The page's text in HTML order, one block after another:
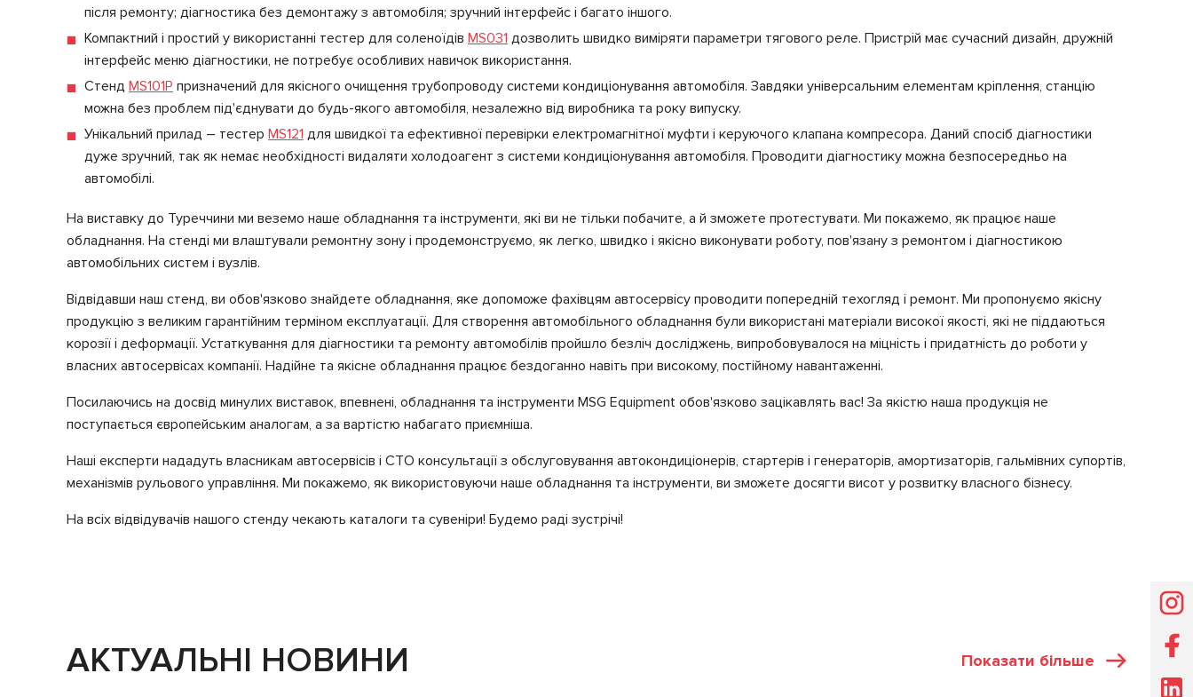
після ремонту; діагностика без демонтажу з автомобіля; зручний інтерфейс і багато іншого.
Компактний і простий у використанні тестер для соленоїдів MS031 дозволить швидко виміряти параметри тягового реле. Пристрій має сучасний дизайн, дружній
інтерфейс меню діагностики, не потребує особливих навичок використання.
Стенд MS101P призначений для якісного очищення трубопроводу системи кондиціонування автомобіля. Завдяки універсальним елементам кріплення, станцію
можна без проблем під'єднувати до будь-якого автомобіля, незалежно від виробника та року випуску.
Унікальний прилад – тестер MS121 для швидкої та ефективної перевірки електромагнітної муфти і керуючого клапана компресора. Даний спосіб діагностики
дуже зручний, так як немає необхідності видаляти холодоагент з системи кондиціонування автомобіля. Проводити діагностику можна безпосередньо на
автомобілі.
На виставку до Туреччини ми веземо наше обладнання та інструменти, які ви не тільки побачите, а й зможете протестувати. Ми покажемо, як працює наше
обладнання. На стенді ми влаштували ремонтну зону і продемонструємо, як легко, швидко і якісно виконувати роботу, пов'язану з ремонтом і діагностикою
автомобільних систем і вузлів.
Відвідавши наш стенд, ви обов'язково знайдете обладнання, яке допоможе фахівцям автосервісу проводити попередній техогляд і ремонт. Ми пропонуємо якісну
продукцію з великим гарантійним терміном експлуатації. Для створення автомобільного обладнання були використані матеріали високої якості, які не піддаються
корозії і деформації. Устаткування для діагностики та ремонту автомобілів пройшло безліч досліджень, випробовувалося на міцність і придатність до роботи у
власних автосервісах компанії. Надійне та якісне обладнання працює бездоганно навіть при високому, постійному навантаженні.
Посилаючись на досвід минулих виставок, впевнені, обладнання та інструменти MSG Еquipment обов'язково зацікавлять вас! За якістю наша продукція не
поступається європейським аналогам, а за вартістю набагато приємніша.
Наші експерти нададуть власникам автосервісів і СТО консультації з обслуговування автокондиціонерів, стартерів і генераторів, амортизаторів, гальмівних супортів,
механізмів рульового управління. Ми покажемо, як використовуючи наше обладнання та інструменти, ви зможете досягти висот у розвитку власного бізнесу.
На всіх відвідувачів нашого стенду чекають каталоги та сувеніри! Будемо раді зустрічі!
АКТУАЛЬНІ НОВИНИ Показати більше